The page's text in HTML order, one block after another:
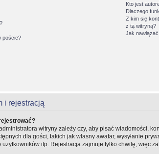
poście?
Kto jest
Dlaczego
Z kim się
z tą witryną?
Jak
i rejestracją
witryny zależy czy, aby pisać wiadomości,
dla gości, takich jak własny awatar, wysyłanie
itp. Rejestracja zajmuje tylko chwilę, więc